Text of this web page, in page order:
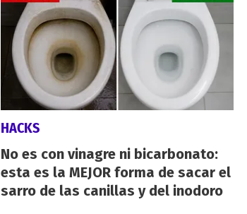
HACKS
No es con vinagre ni bicarbonato:
esta es la MEJOR forma de sacar el
sarro de las canillas y del inodoro